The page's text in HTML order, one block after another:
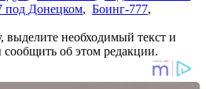
под Донецком, Боинг-777,
необходимый текст и
об этом редакции.